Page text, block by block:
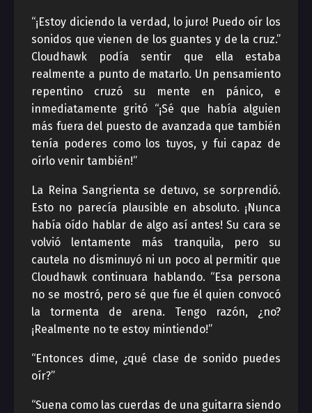
“¡Estoy diciendo la verdad, lo juro! Puedo oír los
sonidos que vienen de los guantes y de la cruz.”
Cloudhawk podía sentir que ella estaba
realmente a punto de matarlo. Un pensamiento
repentino cruzó su mente en pánico, e
inmediatamente gritó “¡Sé que había alguien
más fuera del puesto de avanzada que también
tenía poderes como los tuyos, y fui capaz de
oírlo venir también!”
La Reina Sangrienta se detuvo, se sorprendió.
Esto no parecía plausible en absoluto. ¡Nunca
había oído hablar de algo así antes! Su cara se
volvió lentamente más tranquila, pero su
cautela no disminuyó ni un poco al permitir que
Cloudhawk continuara hablando. “Esa persona
no se mostró, pero sé que fue él quien convocó
la tormenta de arena. Tengo razón, ¿no?
¡Realmente no te estoy mintiendo!”
“Entonces dime, ¿qué clase de sonido puedes
oír?”
“Suena como las cuerdas de una guitarra siendo